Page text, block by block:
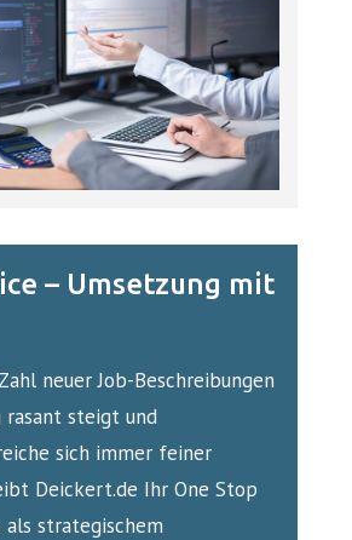
– Umsetzung mit
neuer Job-Beschreibungen
steigt und
sich immer feiner
Deickert.de Ihr One Stop
als strategischem